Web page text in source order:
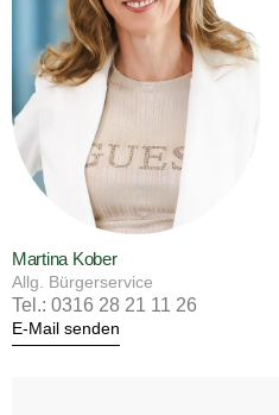
Martina Kober
Allg. Bürgerservice
Tel.: 0316 28 21 11 26
E-Mail senden